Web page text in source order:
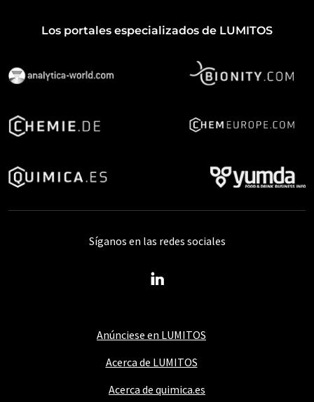
Los portales especializados de LUMITOS
Anúnciese en LUMITOS
Acerca de LUMITOS
Acerca de quimica.es
Síganos en las redes sociales